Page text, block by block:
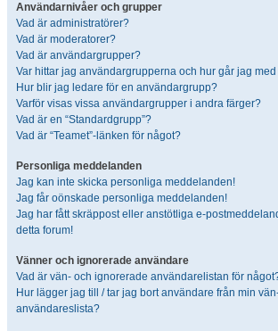
Användarnivåer och grupper
Vad är administratörer?
Vad är moderatorer?
Vad är användargrupper?
Var hittar jag användargrupperna och hur går jag
Hur blir jag ledare för en användargrupp?
Varför visas vissa användargrupper i andra färger?
Vad är en “Standardgrupp”?
Vad är “Teamet”-länken för något?
Personliga meddelanden
Jag kan inte skicka personliga meddelanden!
Jag får oönskade personliga meddelanden!
Jag har fått skräppost eller anstötliga e-
detta forum!
Vänner och ignorerade användare
Vad är vän- och ignorerade användarelistan för
Hur lägger jag till / tar jag bort användare från min
användareslista?